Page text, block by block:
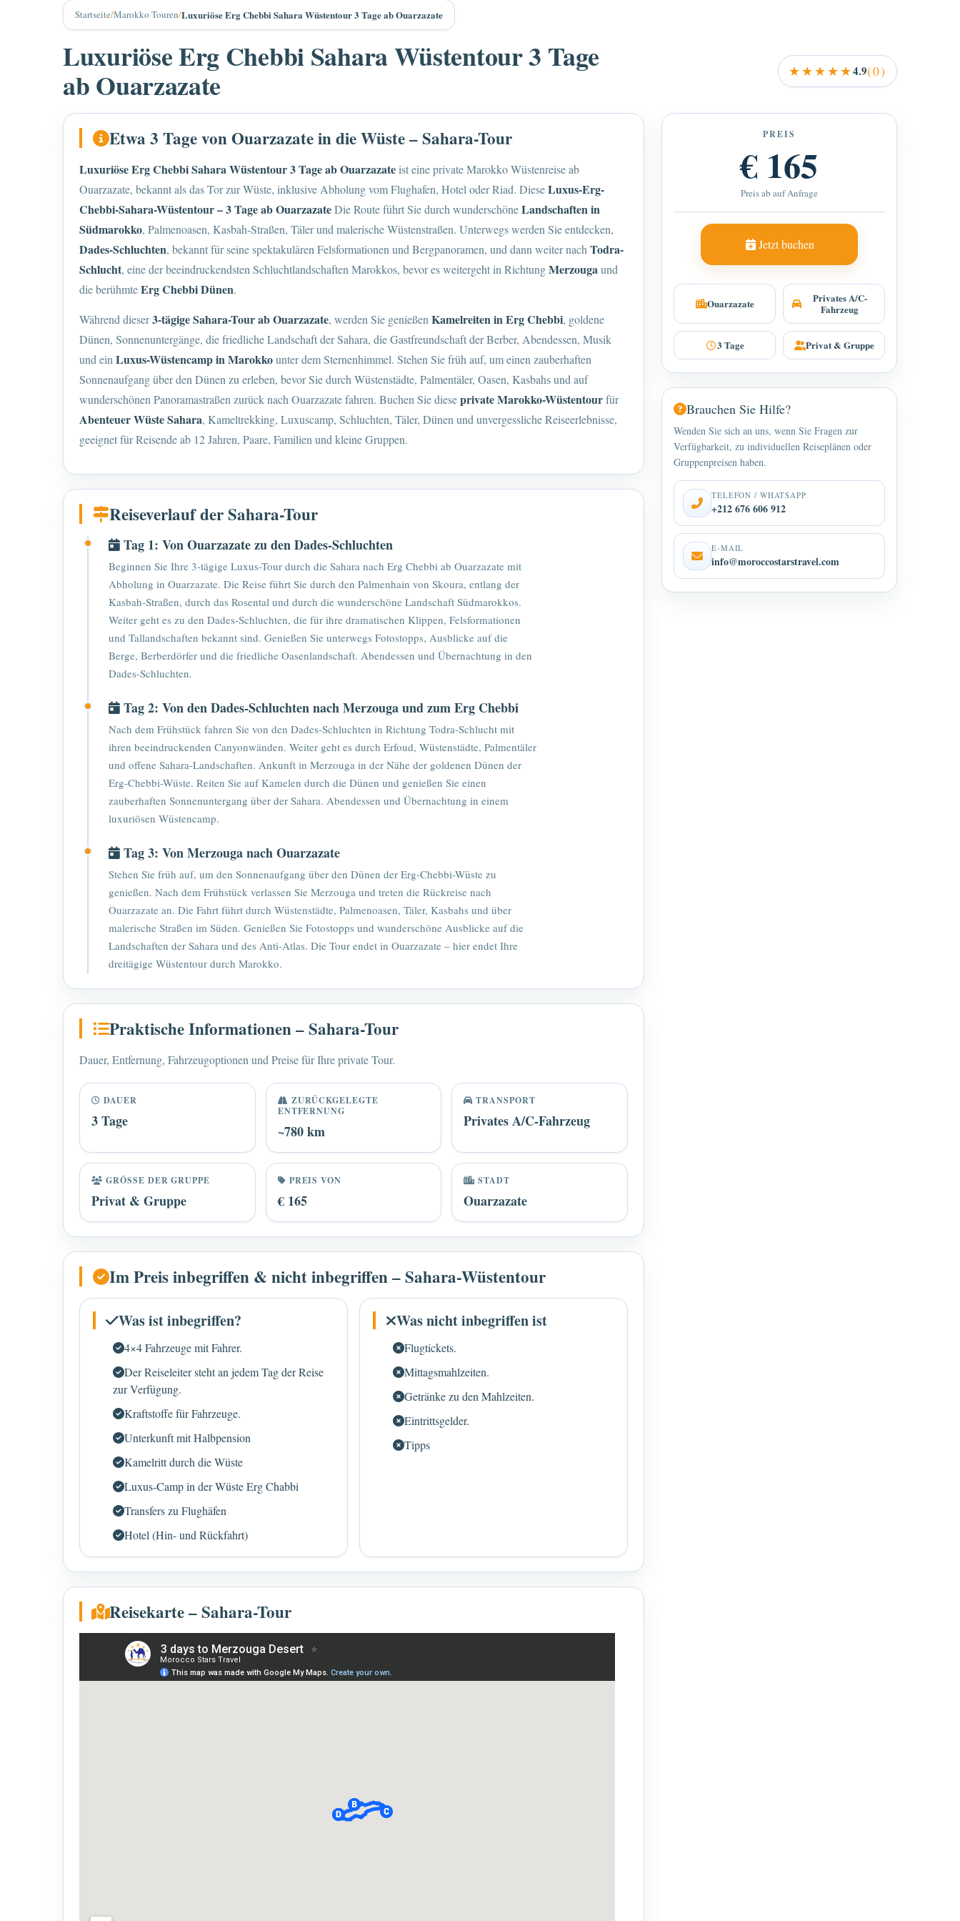
Startseite/Marokko Touren/Luxuriöse Erg Chebbi Sahara Wüstentour 3 Tage ab Ouarzazate
Luxuriöse Erg Chebbi Sahara Wüstentour 3 Tage
ab Ouarzazate ★★★★★4.9(0)
Etwa 3 Tage von Ouarzazate in die Wüste – Sahara-Tour
Luxuriöse Erg Chebbi Sahara Wüstentour 3 Tage ab Ouarzazateist eine privateMarokkoWüstenreise ab
Ouarzazate, bekannt als das Tor zur Wüste, inklusive Abholung vom Flughafen, Hotel oder Riad. DieseLuxus-Erg-
Chebbi-Sahara-Wüstentour – 3 Tage ab OuarzazateDie Route führt Sie durch wunderschöneLandschaften in
Südmarokko, Palmenoasen, Kasbah-Straßen, Täler und malerische Wüstenstraßen. Unterwegs werden Sie entdecken,
Dades-Schluchten, bekannt für seine spektakulären Felsformationen und Bergpanoramen, und dann weiter nachTodra-
Schlucht, eine der beeindruckendsten Schluchtlandschaften Marokkos, bevor es weitergeht in RichtungMerzougaund
die berühmteErg Chebbi Dünen.
Während dieser3-tägige Sahara-Tour ab Ouarzazate, werden Sie genießenKamelreiten in Erg Chebbi, goldene
Dünen, Sonnenuntergänge, die friedliche Landschaft der Sahara, die Gastfreundschaft der Berber, Abendessen, Musik
und einLuxus-Wüstencamp in Marokkounter dem Sternenhimmel. Stehen Sie früh auf, um einen zauberhaften
Sonnenaufgang über den Dünen zu erleben, bevor Sie durch Wüstenstädte, Palmentäler, Oasen, Kasbahs und auf
wunderschönen Panoramastraßen zurück nach Ouarzazate fahren. Buchen Sie dieseprivate Marokko-Wüstentourfür
Abenteuer Wüste Sahara, Kameltrekking, Luxuscamp, Schluchten, Täler, Dünen und unvergessliche Reiseerlebnisse,
geeignet für Reisende ab 12 Jahren, Paare, Familien und kleine Gruppen.
Reiseverlauf der Sahara-Tour
Tag 1: Von Ouarzazate zu den Dades-Schluchten
Beginnen Sie Ihre 3-tägige Luxus-Tour durch die Sahara nach Erg Chebbi ab Ouarzazate mit
Abholung in Ouarzazate. Die Reise führt Sie durch den Palmenhain von Skoura, entlang der
Kasbah-Straßen, durch das Rosental und durch die wunderschöne Landschaft Südmarokkos.
Weiter geht es zu den Dades-Schluchten, die für ihre dramatischen Klippen, Felsformationen
und Tallandschaften bekannt sind. Genießen Sie unterwegs Fotostopps, Ausblicke auf die
Berge, Berberdörfer und die friedliche Oasenlandschaft. Abendessen und Übernachtung in den
Dades-Schluchten.
Tag 2: Von den Dades-Schluchten nach Merzouga und zum Erg Chebbi
Nach dem Frühstück fahren Sie von den Dades-Schluchten in Richtung Todra-Schlucht mit
ihren beeindruckenden Canyonwänden. Weiter geht es durch Erfoud, Wüstenstädte, Palmentäler
und offene Sahara-Landschaften. Ankunft in Merzouga in der Nähe der goldenen Dünen der
Erg-Chebbi-Wüste. Reiten Sie auf Kamelen durch die Dünen und genießen Sie einen
zauberhaften Sonnenuntergang über der Sahara. Abendessen und Übernachtung in einem
luxuriösen Wüstencamp.
Tag 3: Von Merzouga nach Ouarzazate
Stehen Sie früh auf, um den Sonnenaufgang über den Dünen der Erg-Chebbi-Wüste zu
genießen. Nach dem Frühstück verlassen Sie Merzouga und treten die Rückreise nach
Ouarzazate an. Die Fahrt führt durch Wüstenstädte, Palmenoasen, Täler, Kasbahs und über
malerische Straßen im Süden. Genießen Sie Fotostopps und wunderschöne Ausblicke auf die
Landschaften der Sahara und des Anti-Atlas. Die Tour endet in Ouarzazate – hier endet Ihre
dreitägige Wüstentour durch Marokko.
Praktische Informationen – Sahara-Tour
Dauer, Entfernung, Fahrzeugoptionen und Preise für Ihre private Tour.
DAUER
3 Tage
ZURÜCKGELEGTE
ENTFERNUNG
~780 km
TRANSPORT
Privates A/C-Fahrzeug
GRÖSSE DER GRUPPE
Privat & Gruppe
PREIS VON
€ 165
STADT
Ouarzazate
Im Preis inbegriffen & nicht inbegriffen – Sahara-Wüstentour
Was ist inbegriffen?
4×4 Fahrzeuge mit Fahrer.
Der Reiseleiter steht an jedem Tag der Reise
zur Verfügung.
Kraftstoffe für Fahrzeuge.
Unterkunft mit Halbpension
Kamelritt durch die Wüste
Luxus-Camp in der Wüste Erg Chabbi
Transfers zu Flughäfen
Hotel (Hin- und Rückfahrt)
Was nicht inbegriffen ist
Flugtickets.
Mittagsmahlzeiten.
Getränke zu den Mahlzeiten.
Eintrittsgelder.
Tipps
Reisekarte – Sahara-Tour
PREIS
€ 165
Preis ab auf Anfrage
Jetzt buchen
Ouarzazate
Privates A/C-
Fahrzeug
3 Tage Privat & Gruppe
Brauchen Sie Hilfe?
Wenden Sie sich an uns, wenn Sie Fragen zur
Verfügbarkeit, zu individuellen Reiseplänen oder
Gruppenpreisen haben.
TELEFON / WHATSAPP
+212 676 606 912
E-MAIL
info@moroccostarstravel.com